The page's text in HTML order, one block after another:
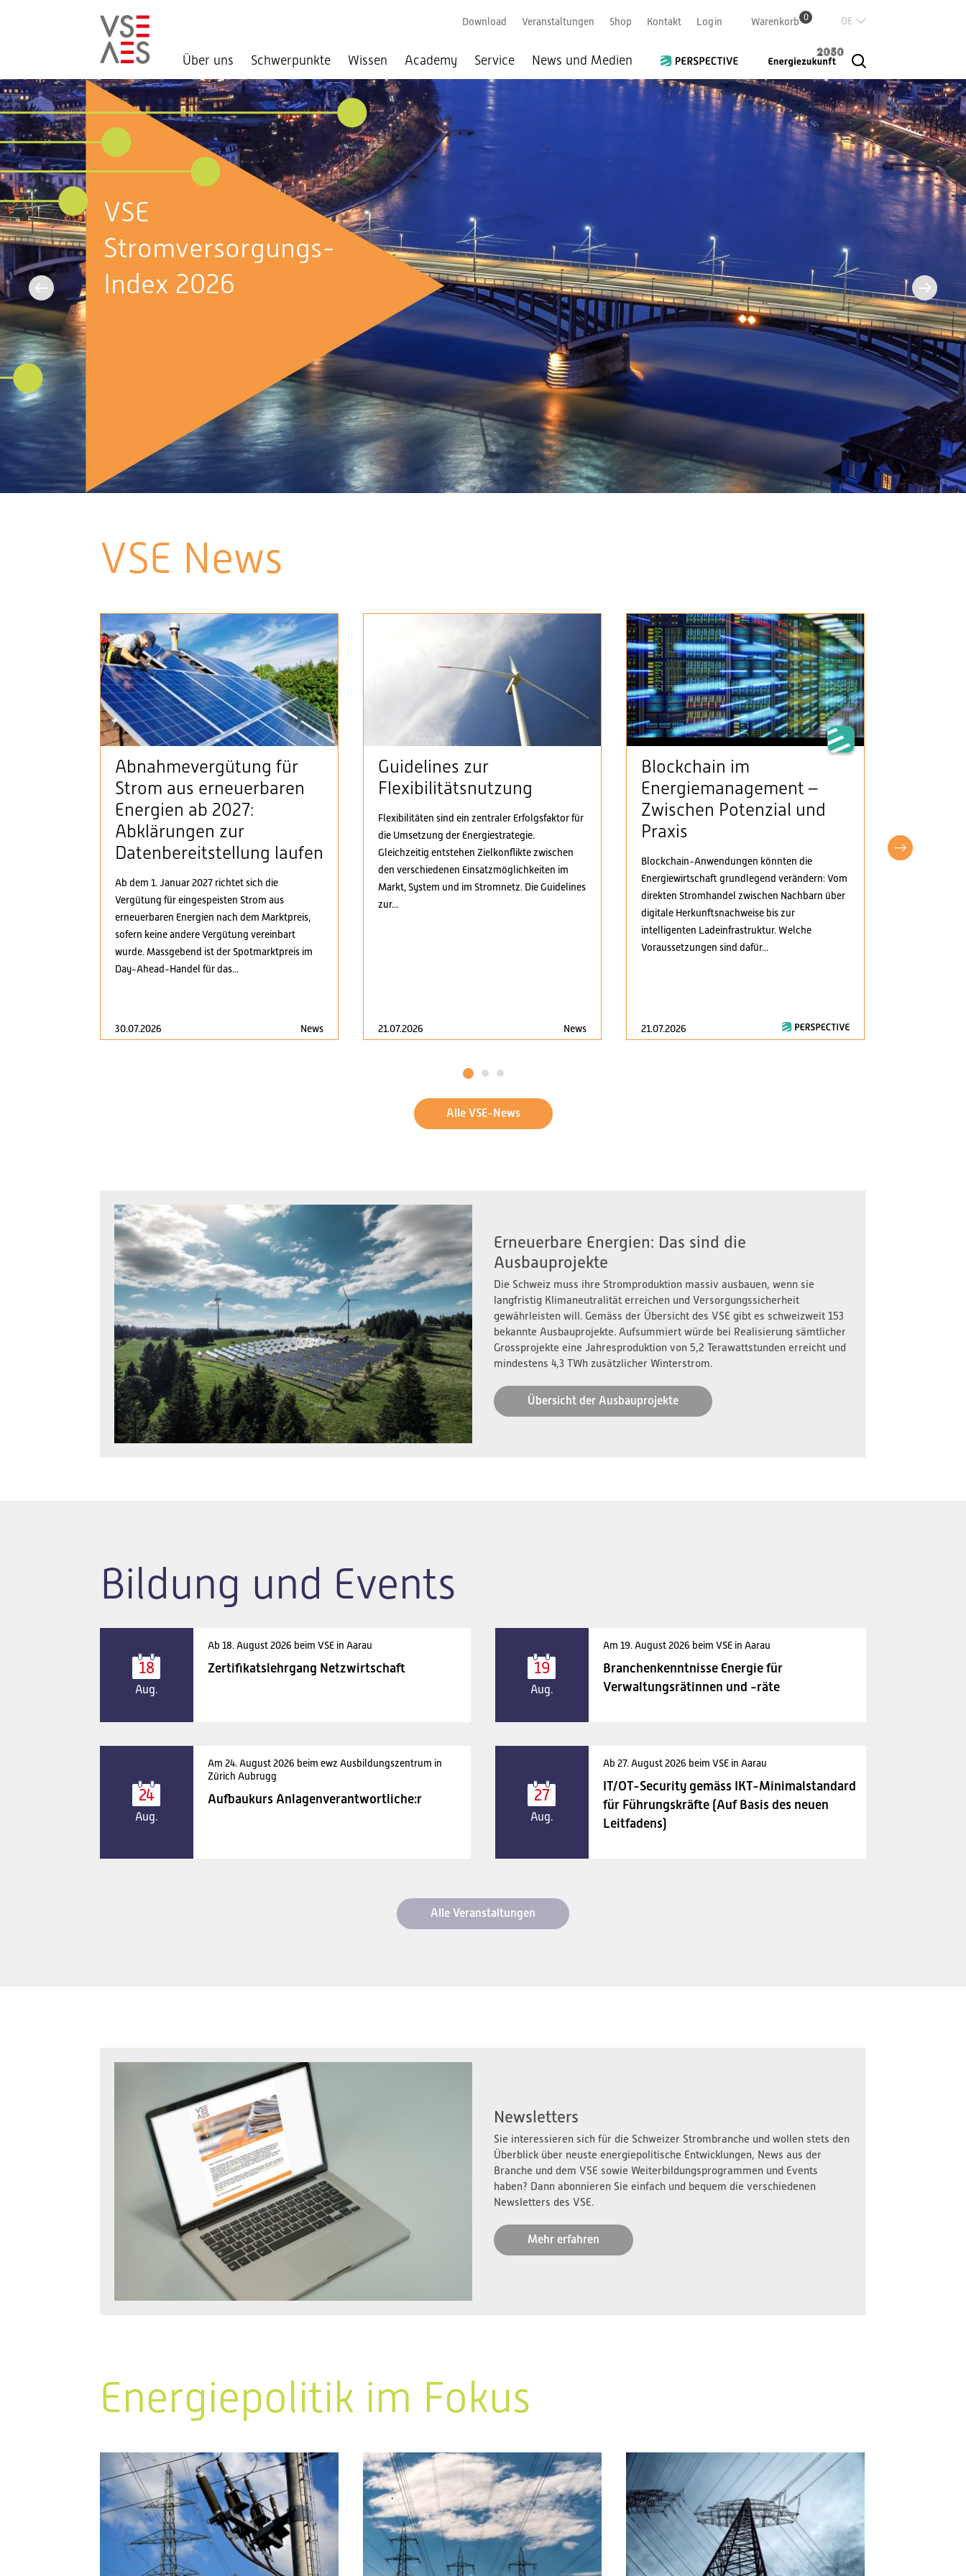
Direkt
zum
Inhalt
Über uns Schwerpunkte Wissen Academy Service News und Medien
Download Veranstaltungen Shop Kontakt Login Warenkorb 0
Aktuell im
Bundeshaus:
Sommersession 2026
VSE News
Abnahmevergütung für
Strom aus erneuerbaren
Energien ab 2027:
Abklärungen zur
Datenbereitstellung laufen
Ab dem 1. Januar 2027 richtet sich die
Vergütung für eingespeisten Strom aus
erneuerbaren Energien nach dem Marktpreis,
sofern keine andere Vergütung vereinbart
wurde. Massgebend ist der Spotmarktpreis im
Day-Ahead-Handel für das...
30.07.2026 News
Guidelines zur
Flexibilitätsnutzung
Flexibilitäten sind ein zentraler Erfolgsfaktor für
die Umsetzung der Energiestrategie.
Gleichzeitig entstehen Zielkonflikte zwischen
den verschiedenen Einsatzmöglichkeiten im
Markt, System und im Stromnetz. Die Guidelines
zur...
21.07.2026 News
Blockchain im
Energiemanagement –
Zwischen Potenzial und
Praxis
Blockchain-Anwendungen könnten die
Energiewirtschaft grundlegend verändern: Vom
direkten Stromhandel zwischen Nachbarn über
digitale Herkunftsnachweise bis zur
intelligenten Ladeinfrastruktur. Welche
Voraussetzungen sind dafür...
21.07.2026
fordert
1 2 3
Alle VSE-News
Erneuerbare Energien: Das sind die
Ausbauprojekte
Die Schweiz muss ihre Stromproduktion massiv ausbauen, wenn sie
langfristig Klimaneutralität erreichen und Versorgungssicherheit
gewährleisten will. Gemäss der Übersicht des VSE gibt es schweizweit 153
bekannte Ausbauprojekte. Aufsummiert würde bei Realisierung sämtlicher
Grossprojekte eine Jahresproduktion von 5,2 Terawattstunden erreicht und
mindestens 4,3 TWh zusätzlicher Winterstrom.
Übersicht der Ausbauprojekte
Bildung und Events
18
Aug.
Ab 18. August 2026 beim VSE in Aarau
Zertifikatslehrgang Netzwirtschaft 19
Aug.
Am 19. August 2026 beim VSE in Aarau
Branchenkenntnisse Energie für
Verwaltungsrätinnen und -räte
24
Aug.
Am 24. August 2026 beim ewz Ausbildungszentrum in
Zürich Aubrugg
Aufbaukurs Anlagenverantwortliche:r 27
Aug.
Ab 27. August 2026 beim VSE in Aarau
IT/OT-Security gemäss IKT-Minimalstandard
für Führungskräfte (Auf Basis des neuen
Leitfadens)
Alle Veranstaltungen
Newsletters
Sie interessieren sich für die Schweizer Strombranche und wollen stets den
Überblick über neuste energiepolitische Entwicklungen, News aus der
Branche und dem VSE sowie Weiterbildungsprogrammen und Events
haben? Dann abonnieren Sie einfach und bequem die verschiedenen
Newsletters des VSE.
Mehr erfahren
Energiepolitik im Fokus